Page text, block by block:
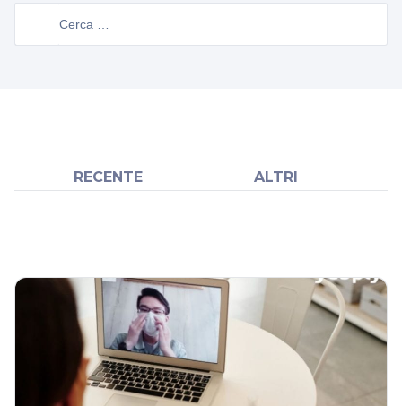
RECENTE ALTRI